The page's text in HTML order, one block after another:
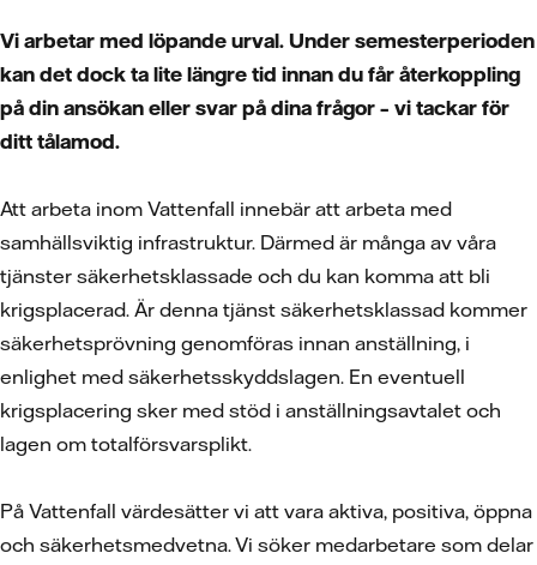
Vi arbetar med löpande urval. Under semesterperioden
kan det dock ta lite längre tid innan du får återkoppling
på din ansökan eller svar på dina frågor – vi tackar för
ditt tålamod.
Att arbeta inom Vattenfall innebär att arbeta med
samhällsviktig infrastruktur. Därmed är många av våra
tjänster säkerhetsklassade och du kan komma att bli
krigsplacerad. Är denna tjänst säkerhetsklassad kommer
säkerhetsprövning genomföras innan anställning, i
enlighet med säkerhetsskyddslagen. En eventuell
krigsplacering sker med stöd i anställningsavtalet och
lagen om totalförsvarsplikt.
På Vattenfall värdesätter vi att vara aktiva, positiva, öppna
och säkerhetsmedvetna. Vi söker medarbetare som delar